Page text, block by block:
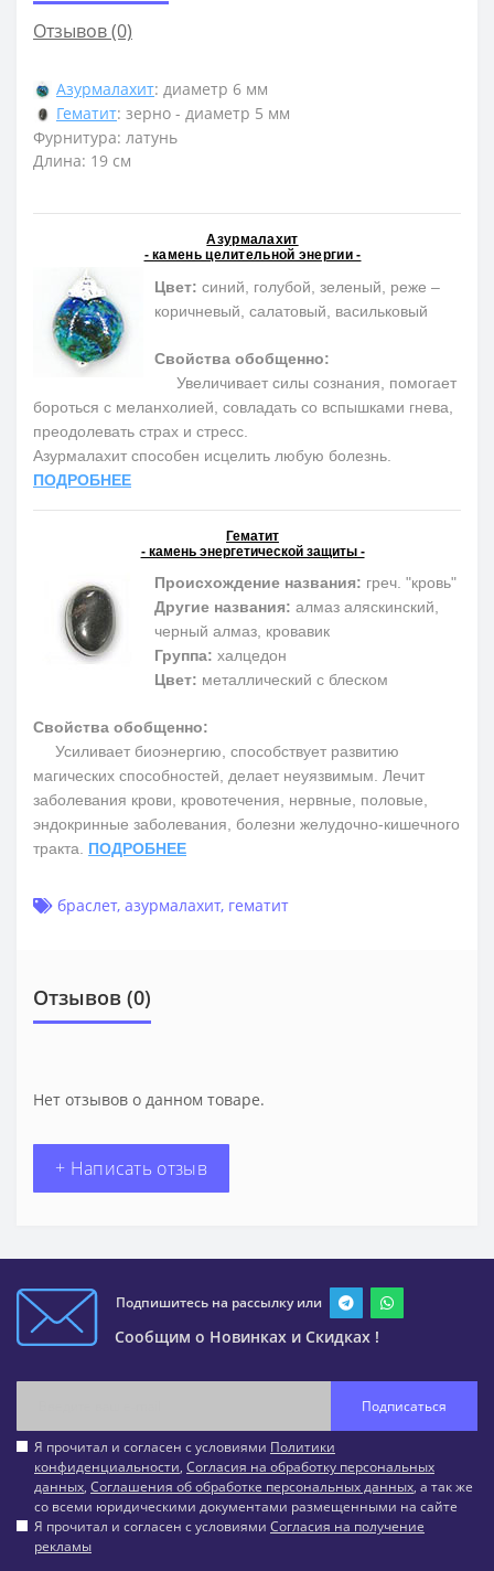
Отзывов (0)
Азурмалахит: диаметр 6 мм
Гематит: зерно - диаметр 5 мм
Фурнитура: латунь
Длина: 19 см
Азурмалахит
- камень целительной энергии -
Цвет: синий, голубой, зеленый, реже –
коричневый, салатовый, васильковый
Свойства обобщенно:
Увеличивает силы сознания, помогает
бороться с меланхолией, совладать со вспышками гнева,
преодолевать страх и стресс.
Азурмалахит способен исцелить любую болезнь.
ПОДРОБНЕЕ
Гематит
- камень энергетической защиты -
Происхождение названия: греч. "кровь"
Другие названия: алмаз аляскинский,
черный алмаз, кровавик
Группа: халцедон
Цвет: металлический с блеском
Свойства обобщенно:
Усиливает биоэнергию, способствует развитию
магических способностей, делает неуязвимым. Лечит
заболевания крови, кровотечения, нервные, половые,
эндокринные заболевания, болезни желудочно-кишечного
тракта. ПОДРОБНЕЕ
браслет, азурмалахит, гематит
Отзывов (0)
Нет отзывов о данном товаре.
+ Написать отзыв
Подпишитесь на рассылку или
Сообщим о Новинках и Скидках !
Подписаться
Я прочитал и согласен с условиями Политики
конфиденциальности, Согласия на обработку персональных
данных, Соглашения об обработке персональных данных, а так же
со всеми юридическими документами размещенными на сайте
Я прочитал и согласен с условиями Согласия на получение
рекламы